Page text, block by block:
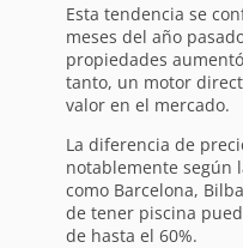
Esta tendencia se
meses del año
propiedades
tanto, un motor
valor en el mercado.
La diferencia de
notablemente según
como Barcelona,
de tener piscina
de hasta el 60%.